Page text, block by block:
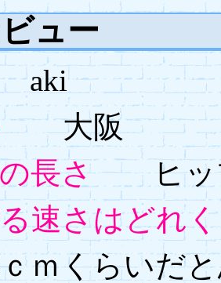
ュー
大阪
長さヒップ
速さはどれ
ｍくらいだ